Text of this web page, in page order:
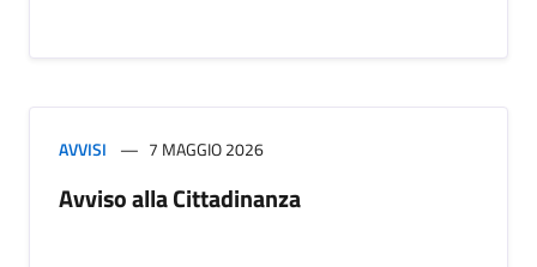
AVVISI 7 MAGGIO 2026
Avviso alla Cittadinanza